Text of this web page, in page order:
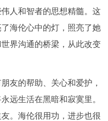
人和智者的思想精髓。这
海伦心中的灯，照亮了她
界沟通的桥梁，从此改变
友的帮助、关心和爱护，
远生活在黑暗和寂寞里。
。海伦很用功，进步也很